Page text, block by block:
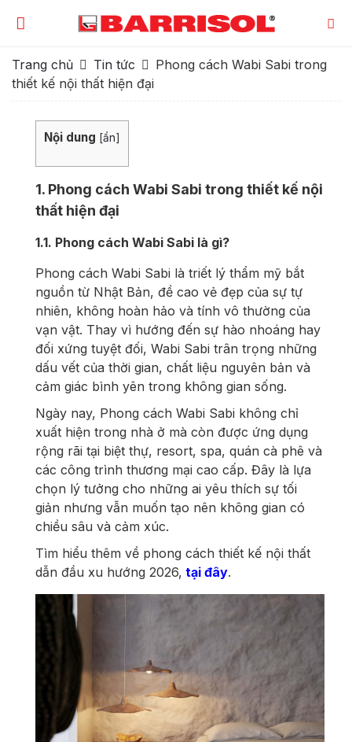
Trang chủ Tin tức
Phong cách Wabi Sabi trong
thiết kế nội thất hiện đại
Nội dung [ẩn]
1. Phong cách Wabi Sabi trong thiết kế nội
thất hiện đại
1.1. Phong cách Wabi Sabi là gì?
Phong cách Wabi Sabi là triết lý thẩm mỹ bắt
nguồn từ Nhật Bản, đề cao vẻ đẹp của sự tự
nhiên, không hoàn hảo và tính vô thường của
vạn vật. Thay vì hướng đến sự hào nhoáng hay
đối xứng tuyệt đối, Wabi Sabi trân trọng những
dấu vết của thời gian, chất liệu nguyên bản và
cảm giác bình yên trong không gian sống.
Ngày nay, Phong cách Wabi Sabi không chỉ
xuất hiện trong nhà ở mà còn được ứng dụng
rộng rãi tại biệt thự, resort, spa, quán cà phê và
các công trình thương mại cao cấp. Đây là lựa
chọn lý tưởng cho những ai yêu thích sự tối
giản nhưng vẫn muốn tạo nên không gian có
chiều sâu và cảm xúc.
Tìm hiểu thêm về phong cách thiết kế nội thất
dẫn đầu xu hướng 2026, tại đây.